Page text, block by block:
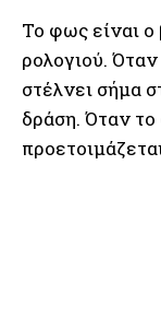
Το φως είναι ο
ρολογιού.
στέλνει σήμα
δράση. Όταν